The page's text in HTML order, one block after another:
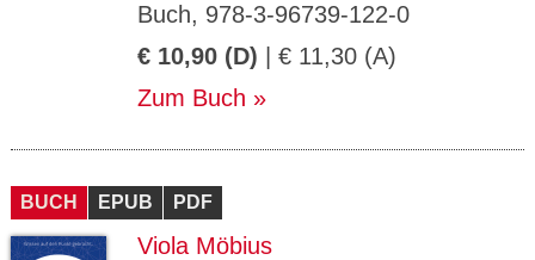
Buch, 978-3-96739-122-0
€ 10,90 (D) | € 11,30 (A)
Zum Buch
BUCH EPUB PDF
Viola Möbius